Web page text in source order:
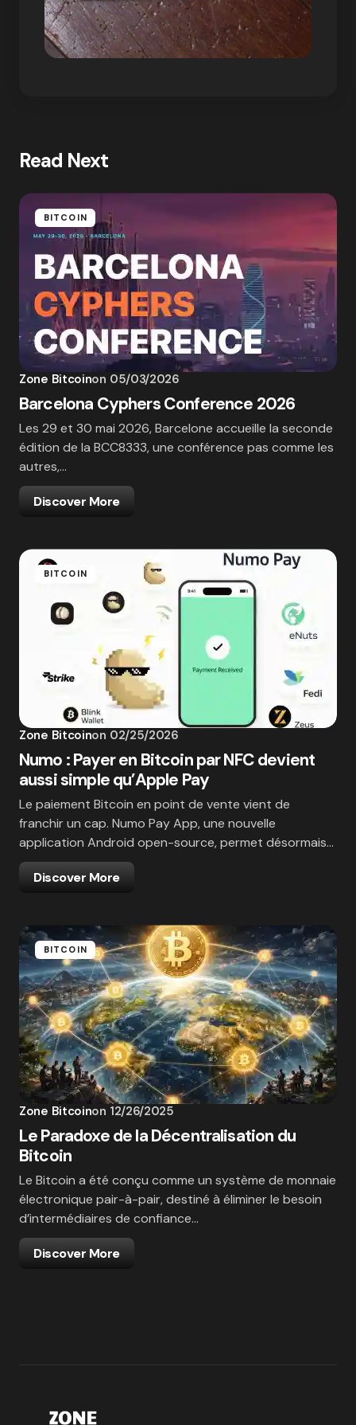
Read Next
BITCOIN
Zone Bitcoinon 05/03/2026
Barcelona Cyphers Conference 2026
Les 29 et 30 mai 2026, Barcelone accueille la seconde
édition de la BCC8333, une conférence pas comme les
autres,…
Discover More
BITCOIN
Zone Bitcoinon 02/25/2026
Numo : Payer en Bitcoin par NFC devient
aussi simple qu’Apple Pay
Le paiement Bitcoin en point de vente vient de
franchir un cap. Numo Pay App, une nouvelle
application Android open-source, permet désormais…
Discover More
BITCOIN
Zone Bitcoinon 12/26/2025
Le Paradoxe de la Décentralisation du
Bitcoin
Le Bitcoin a été conçu comme un système de monnaie
électronique pair-à-pair, destiné à éliminer le besoin
d’intermédiaires de confiance…
Discover More